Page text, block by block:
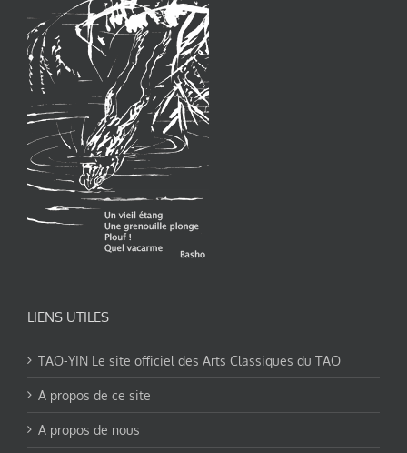
LIENS UTILES
TAO-YIN Le site officiel des Arts Classiques du TAO
A propos de ce site
A propos de nous